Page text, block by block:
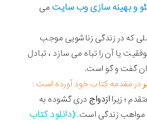
بهینه سازی وب سایت می
که در زندگی زناشویی موجب
یا آن را تباه می سازد ، تبادل
گفت و گو است.
در مقدمه کتاب خود آورده است :
؛ زیرا ازدواج دری گشوده به
مواهب زندگی است.(دانلود کتاب